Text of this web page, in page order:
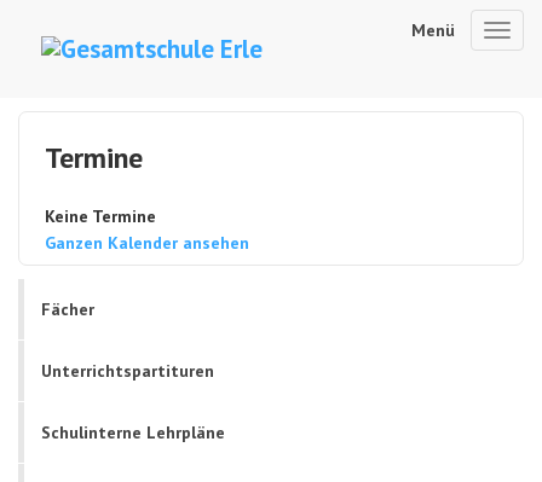
Menü
Termine
Keine Termine
Ganzen Kalender ansehen
Fächer
Unterrichtspartituren
Schulinterne Lehrpläne